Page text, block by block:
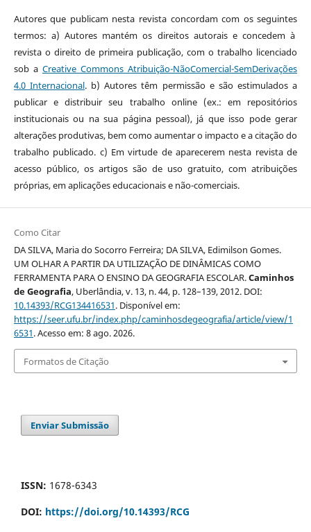
Autores que publicam nesta revista concordam com os seguintes
termos: a) Autores mantém os direitos autorais e concedem à
revista o direito de primeira publicação, com o trabalho licenciado
sob a Creative Commons Atribuição-NãoComercial-SemDerivações
4.0 Internacional. b) Autores têm permissão e são estimulados a
publicar e distribuir seu trabalho online (ex.: em repositórios
institucionais ou na sua página pessoal), já que isso pode gerar
alterações produtivas, bem como aumentar o impacto e a citação do
trabalho publicado. c) Em virtude de aparecerem nesta revista de
acesso público, os artigos são de uso gratuito, com atribuições
próprias, em aplicações educacionais e não-comerciais.
Como Citar
DA SILVA, Maria do Socorro Ferreira; DA SILVA, Edimilson Gomes.
UM OLHAR A PARTIR DA UTILIZAÇÃO DE DINÂMICAS COMO
FERRAMENTA PARA O ENSINO DA GEOGRAFIA ESCOLAR.Caminhos
de Geografia, Uberlândia, v. 13, n. 44, p. 128–139, 2012. DOI:
10.14393/RCG134416531. Disponível em:
https://seer.ufu.br/index.php/caminhosdegeografia/article/view/1
6531. Acesso em: 8 ago. 2026.
Formatos de Citação
Enviar Submissão
ISSN: 1678-6343
DOI: https://doi.org/10.14393/RCG